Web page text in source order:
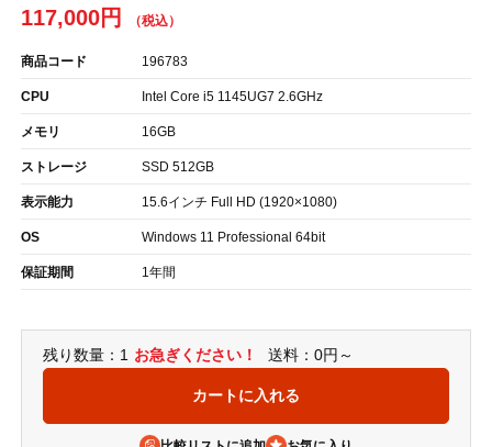
117,000円
商品コード 196783
CPU Intel Core i5 1145UG7 2.6GHz
メモリ 16GB
ストレージ SSD 512GB
表示能力 15.6インチ Full HD (1920×1080)
OS Windows 11 Professional 64bit
保証期間 1年間
残り数量：1 お急ぎください！ 送料：0円～